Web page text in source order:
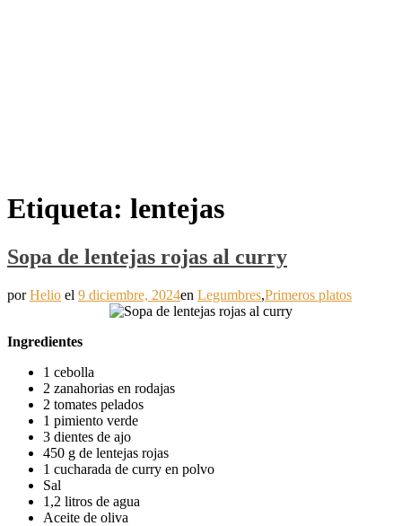
Etiqueta: lentejas
Sopa de lentejas rojas al curry
porHelio el 9 diciembre, 2024en Legumbres,Primeros platos
Ingredientes
1 cebolla
2 zanahorias en rodajas
2 tomates pelados
1 pimiento verde
3 dientes de ajo
450 g de lentejas rojas
1 cucharada de curry en polvo
Sal
1,2 litros de agua
Aceite de oliva